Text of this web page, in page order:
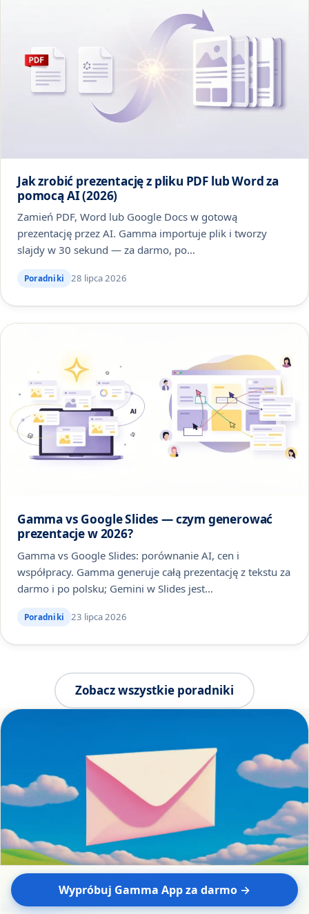
Jak zrobić prezentację z pliku PDF lub Word za
pomocą AI (2026)
Zamień PDF, Word lub Google Docs w gotową
prezentację przez AI. Gamma importuje plik i tworzy
slajdy w 30 sekund — za darmo, po…
Poradniki 28 lipca 2026
Gamma vs Google Slides — czym generować
prezentacje w 2026?
Gamma vs Google Slides: porównanie AI, cen i
współpracy. Gamma generuje całą prezentację z tekstu za
darmo i po polsku; Gemini w Slides jest…
Poradniki 23 lipca 2026
Zobacz wszystkie poradniki
Wypróbuj Gamma App za darmo →